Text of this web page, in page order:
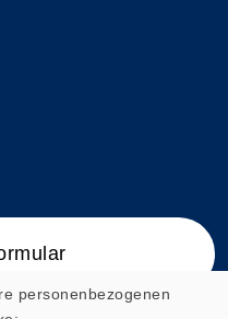
personenbezogenen